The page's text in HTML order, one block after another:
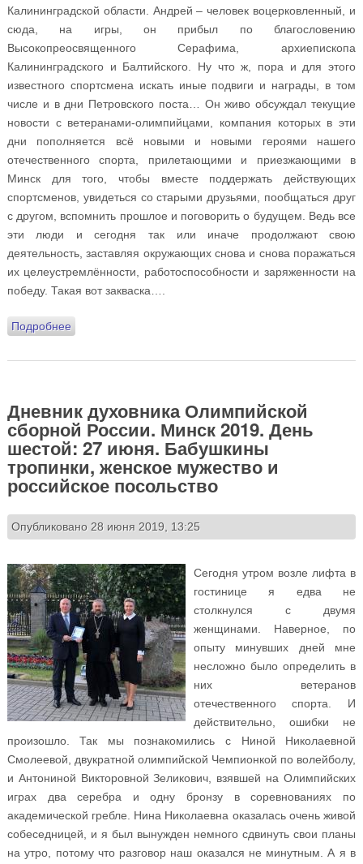
Калининградской области. Андрей – человек воцерковленный, и
сюда, на игры, он прибыл по благословению
Высокопреосвященного Серафима, архиепископа
Калининградского и Балтийского. Ну что ж, пора и для этого
известного спортсмена искать иные подвиги и награды, в том
числе и в дни Петровского поста… Он живо обсуждал текущие
новости с ветеранами-олимпийцами, компания которых в эти
дни пополняется всё новыми и новыми героями нашего
отечественного спорта, прилетающими и приезжающими в
Минск для того, чтобы вместе поддержать действующих
спортсменов, увидеться со старыми друзьями, пообщаться друг
с другом, вспомнить прошлое и поговорить о будущем. Ведь все
эти люди и сегодня так или иначе продолжают свою
деятельность, заставляя окружающих снова и снова поражаться
их целеустремлённости, работоспособности и заряженности на
победу. Такая вот закваска….
Подробнеео Дневник духовника Олимпийской сборной России.
и лицемерие, про послушание и медовый месяц
Дневник духовника Олимпийской
сборной России. Минск 2019. День
шестой: 27 июня. Бабушкины
тропинки, женское мужество и
российское посольство
Опубликовано 28 июня 2019, 13:25
Сегодня утром возле лифта в
гостинице я едва не
столкнулся с двумя
женщинами. Наверное, по
опыту минувших дней мне
несложно было определить в
них ветеранов
отечественного спорта. И
действительно, ошибки не
произошло. Так мы познакомились с Ниной Николаевной
Смолеевой, двукратной олимпийской Чемпионкой по волейболу,
и Антониной Викторовной Зеликович, взявшей на Олимпийских
играх два серебра и одну бронзу в соревнованиях по
академической гребле. Нина Николаевна оказалась очень живой
собеседницей, и я был вынужден немного сдвинуть свои планы
на утро, потому что разговор наш оказался не минутным. А я в